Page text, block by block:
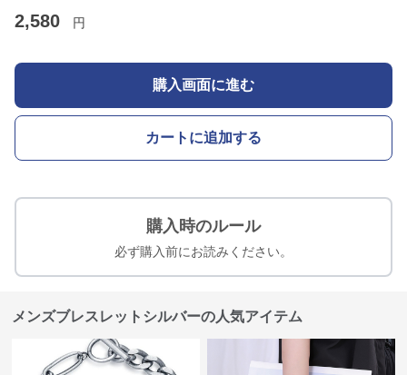
2,580 円
購入画面に進む
カートに追加する
購入時のルール
必ず購入前にお読みください。
メンズブレスレットシルバーの人気アイテム